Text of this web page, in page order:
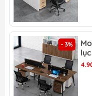
Độ mới 100%
Hình ảnh Ghế
Ghế chân quỳ luzi
Vì sao bạn nên
- 3%